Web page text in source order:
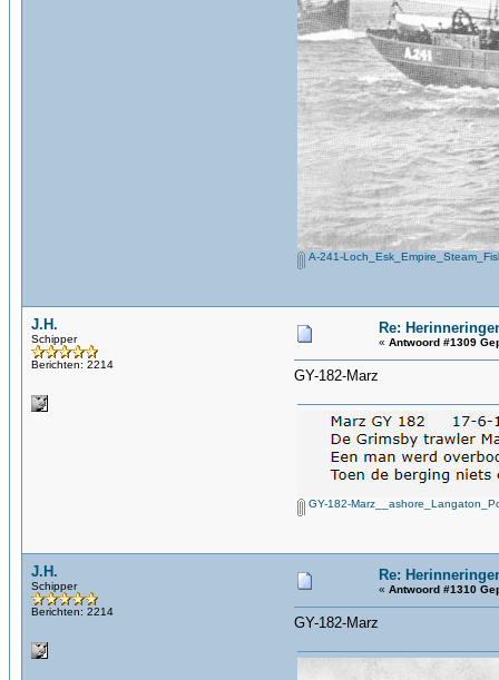
A-241-
J.H.
Schipper
Berichten: 2214
Re:
« Antwoord #1309
GY-182-Marz
GY-182-
J.H.
Schipper
Berichten: 2214
Re:
« Antwoord #1310
GY-182-Marz